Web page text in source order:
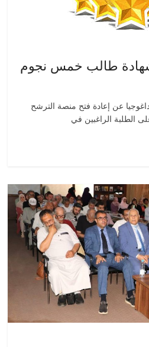
طالب خمس نجوم
عن إعادة فتح منصة الترشح
الطلبة الراغبين في